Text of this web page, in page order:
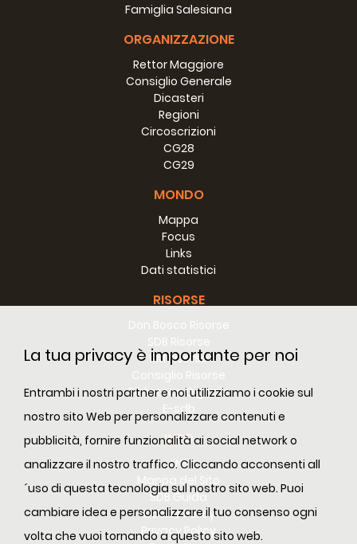
La tua privacy è importante per noi
Entrambi i nostri partner e noi utilizziamo i cookie sul
nostro sito Web per personalizzare contenuti e
pubblicità, fornire funzionalità ai social network o
analizzare il nostro traffico. Cliccando acconsenti all
´uso di questa tecnologia sul nostro sito web. Puoi
cambiare idea e personalizzare il tuo consenso ogni
volta che vuoi tornando a questo sito web.
Famiglia Salesiana
ORGANIZZAZIONE
Rettor Maggiore
Consiglio Generale
Dicasteri
Regioni
Circoscrizioni
CG28
CG29
MONDO
Mappa
Focus
Links
Dati statistici
RISORSE
RM Risorse
Biblioteca Digitale
E-sdb
INFO
ANS
Mappa del Sito
SDB Guida
Cookie Policy
Privacy Policy